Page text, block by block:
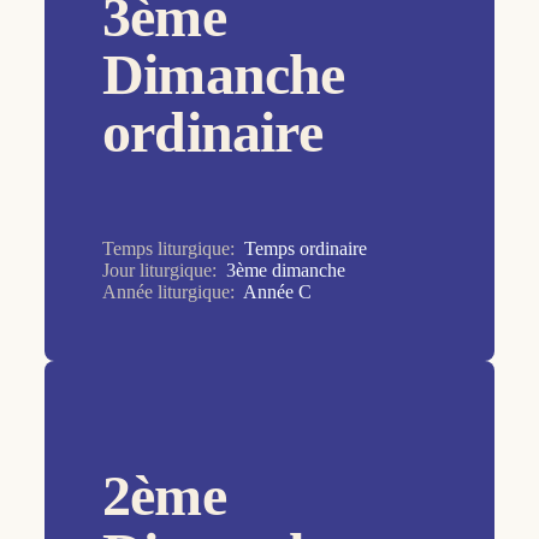
27ème dimanche
29ème dimanche
2ème dimanche
32ème dimanche
33ème dimanche
6ème dimanche
3ème
Dimanche
ordinaire
Temps liturgique: Temps ordinaire
Jour liturgique: 3ème dimanche
Année liturgique: Année C
2ème